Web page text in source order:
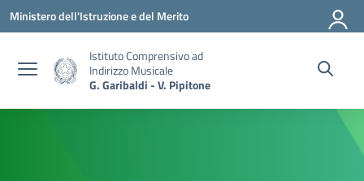
Vai ai contenuti
Vai al menu di navigazione
Vai al footer
Ministero dell'Istruzione e del Merito
Istituto Comprensivo ad
Indirizzo Musicale
G. Garibaldi - V. Pipitone